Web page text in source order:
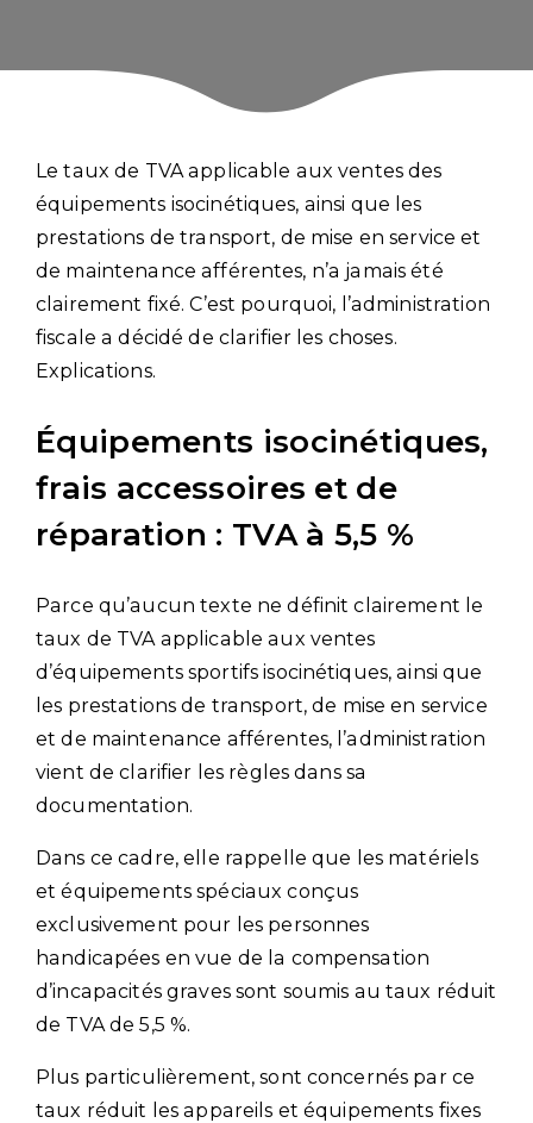
Le taux de TVA applicable aux ventes des
équipements isocinétiques, ainsi que les
prestations de transport, de mise en service et
de maintenance afférentes, n’a jamais été
clairement fixé. C’est pourquoi, l’administration
fiscale a décidé de clarifier les choses.
Explications.
Équipements isocinétiques,
frais accessoires et de
réparation : TVA à 5,5 %
Parce qu’aucun texte ne définit clairement le
taux de TVA applicable aux ventes
d’équipements sportifs isocinétiques, ainsi que
les prestations de transport, de mise en service
et de maintenance afférentes, l’administration
vient de clarifier les règles dans sa
documentation.
Dans ce cadre, elle rappelle que les matériels
et équipements spéciaux conçus
exclusivement pour les personnes
handicapées en vue de la compensation
d’incapacités graves sont soumis au taux réduit
de TVA de 5,5 %.
Plus particulièrement, sont concernés par ce
taux réduit les appareils et équipements fixes